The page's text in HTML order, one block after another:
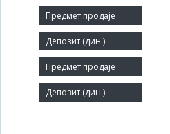
Број запослених:
22
Заступник: